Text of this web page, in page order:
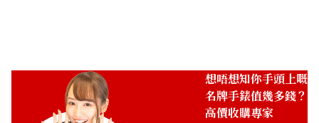
想唔想知你手頭上嘅
名牌手錶值幾多錢？
高價收購專家